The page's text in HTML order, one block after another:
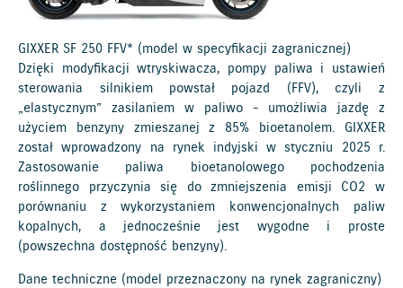
GIXXER SF 250 FFV* (model w specyfikacji zagranicznej)
Dzięki modyfikacji wtryskiwacza, pompy paliwa i ustawień
sterowania silnikiem powstał pojazd (FFV), czyli z
„elastycznym” zasilaniem w paliwo - umożliwia jazdę z
użyciem benzyny zmieszanej z 85% bioetanolem. GIXXER
został wprowadzony na rynek indyjski w styczniu 2025 r.
Zastosowanie paliwa bioetanolowego pochodzenia
roślinnego przyczynia się do zmniejszenia emisji CO2 w
porównaniu z wykorzystaniem konwencjonalnych paliw
kopalnych, a jednocześnie jest wygodne i proste
(powszechna dostępność benzyny).
Dane techniczne (model przeznaczony na rynek zagraniczny)